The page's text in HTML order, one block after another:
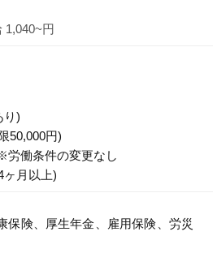
1,040~円
り)
50,000円)
働条件の変更なし
月以上)
保険、厚生年金、雇用保険、労災